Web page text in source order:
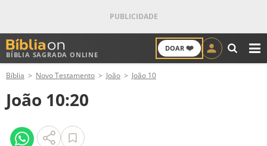
BÍBLIA SAGRADA ONLINE
DOAR ❤️
ANTIGO TESTAMENTO
NOVO TESTAMENTO
VERSÍCULOS
Bíblia Novo Testamento João João 10
João 10:20